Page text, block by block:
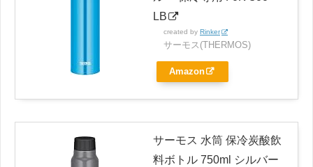
LB
created by Rinker
サーモス(THERMOS)
Amazon
サーモス 水筒 保冷炭酸飲
料ボトル 750ml シルバー